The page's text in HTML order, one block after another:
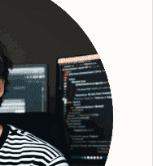
vi en
Efter
av
vi din
struktur och
förbättra din
också den
synligheten. Vi